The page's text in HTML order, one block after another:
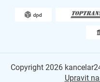
Copyright 2026
Upravit